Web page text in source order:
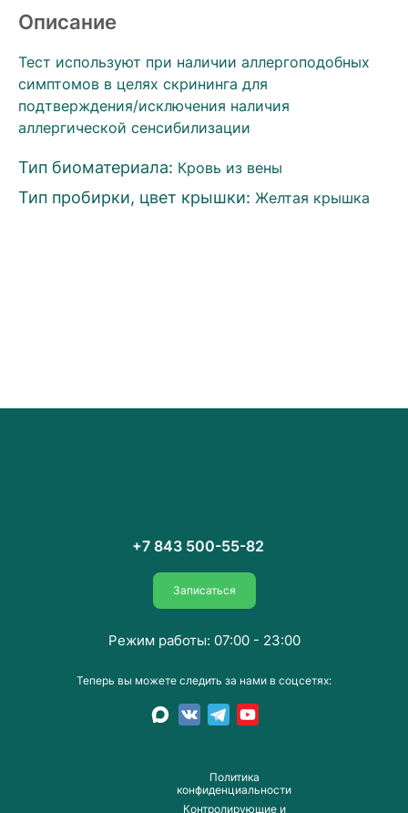
Описание
Тест используют при наличии аллергоподобных
симптомов в целях скрининга для
подтверждения/исключения наличия
аллергической сенсибилизации
Тип биоматериала: Кровь из вены
Тип пробирки, цвет крышки: Желтая крышка
Пoлитика
конфиденциальности
Контролирующие и
+7 843 500-55-82
Записаться
Теперь вы можете следить за нами в соцсетях:
Режим работы: 07:00 - 23:00